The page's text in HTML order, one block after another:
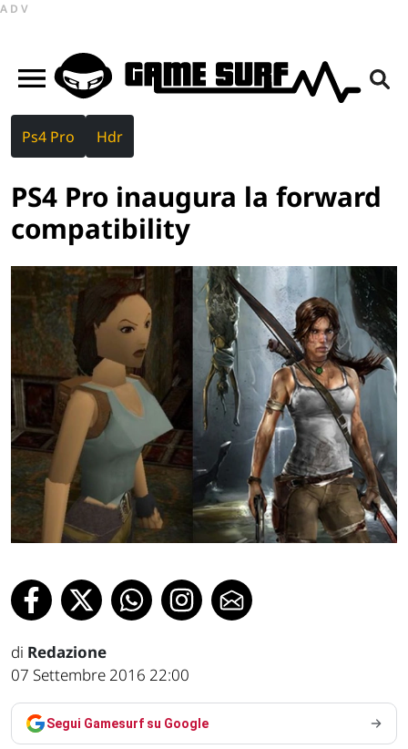
ADV
Ps4 Pro Hdr
PS4 Pro inaugura la forward
compatibility
di Redazione
07 Settembre 2016 22:00
Segui Gamesurf su Google